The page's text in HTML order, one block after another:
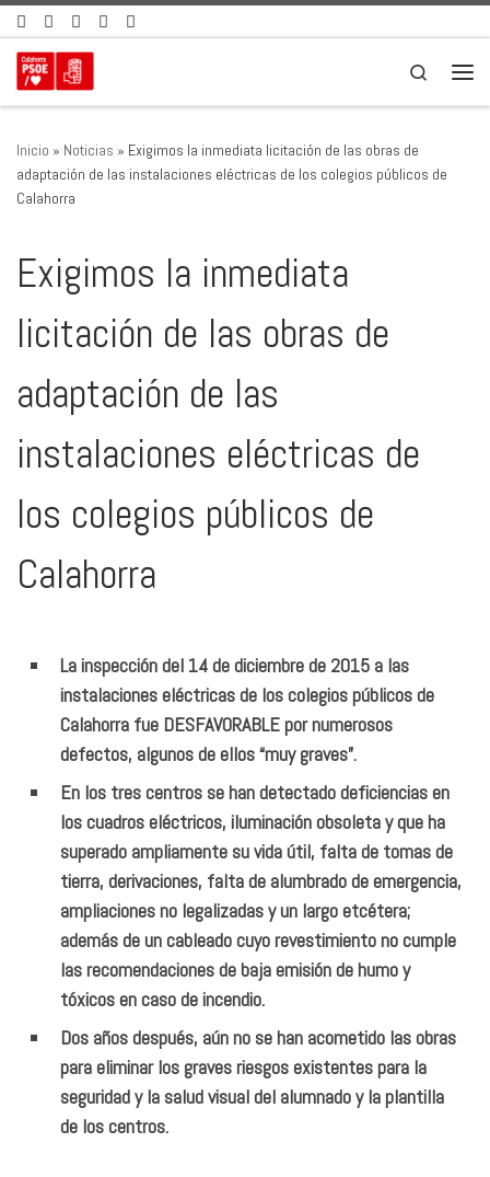
Saltar al contenido
Search
Inicio » Noticias » Exigimos la inmediata licitación de las obras de
adaptación de las instalaciones eléctricas de los colegios públicos de
Calahorra
Exigimos la inmediata
licitación de las obras de
adaptación de las
instalaciones eléctricas de
los colegios públicos de
Calahorra
La inspección del 14 de diciembre de 2015 a las
instalaciones eléctricas de los colegios públicos de
Calahorra fue DESFAVORABLE por numerosos
defectos, algunos de ellos “muy graves”.
En los tres centros se han detectado deficiencias en
los cuadros eléctricos, iluminación obsoleta y que ha
superado ampliamente su vida útil, falta de tomas de
tierra, derivaciones, falta de alumbrado de emergencia,
ampliaciones no legalizadas y un largo etcétera;
además de un cableado cuyo revestimiento no cumple
las recomendaciones de baja emisión de humo y
tóxicos en caso de incendio.
Dos años después, aún no se han acometido las obras
para eliminar los graves riesgos existentes para la
seguridad y la salud visual del alumnado y la plantilla
de los centros.